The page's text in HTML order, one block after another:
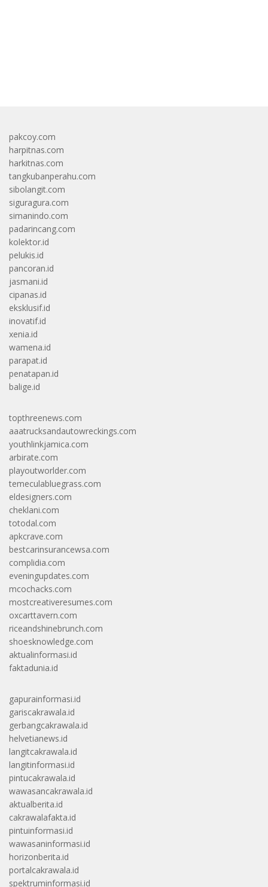
pakcoy.com
harpitnas.com
harkitnas.com
tangkubanperahu.com
sibolangit.com
siguragura.com
simanindo.com
padarincang.com
kolektor.id
pelukis.id
pancoran.id
jasmani.id
cipanas.id
eksklusif.id
inovatif.id
xenia.id
wamena.id
parapat.id
penatapan.id
balige.id
topthreenews.com
aaatrucksandautowreckings.com
youthlinkjamica.com
arbirate.com
playoutworlder.com
temeculabluegrass.com
eldesigners.com
cheklani.com
totodal.com
apkcrave.com
bestcarinsurancewsa.com
complidia.com
eveningupdates.com
mcochacks.com
mostcreativeresumes.com
oxcarttavern.com
riceandshinebrunch.com
shoesknowledge.com
aktualinformasi.id
faktadunia.id
gapurainformasi.id
gariscakrawala.id
gerbangcakrawala.id
helvetianews.id
langitcakrawala.id
langitinformasi.id
pintucakrawala.id
wawasancakrawala.id
aktualberita.id
cakrawalafakta.id
pintuinformasi.id
wawasaninformasi.id
horizonberita.id
portalcakrawala.id
spektruminformasi.id